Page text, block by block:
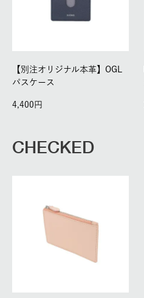
【別注オリジナル本革】OGL
パスケース
4,400
CHECKED